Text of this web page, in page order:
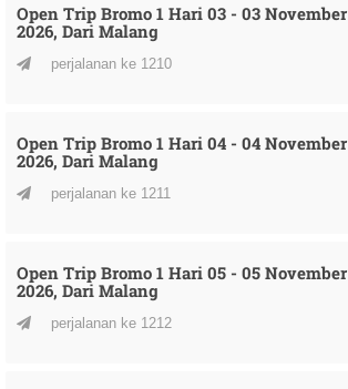
Open Trip Bromo 1 Hari 03 - 03 November
2026, Dari Malang
perjalanan ke 1210
Open Trip Bromo 1 Hari 04 - 04 November
2026, Dari Malang
perjalanan ke 1211
Open Trip Bromo 1 Hari 05 - 05 November
2026, Dari Malang
perjalanan ke 1212